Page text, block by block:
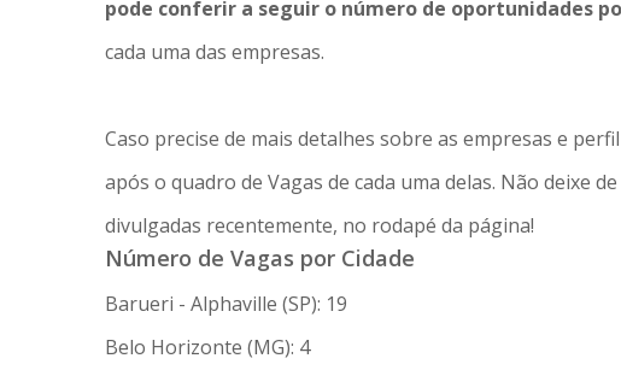
pode conferir a seguir o número de oportunidades
cada uma das empresas.
Caso precise de mais detalhes sobre as empresas e
após o quadro de Vagas de cada uma delas. Não deixe
divulgadas recentemente, no rodapé da página!
Número de Vagas por Cidade
Barueri - Alphaville (SP): 19
Belo Horizonte (MG): 4